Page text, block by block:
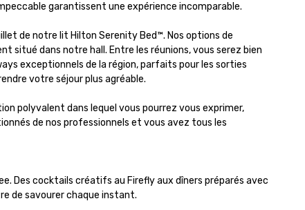
garantissent une expérience incomparable.
de notre lit Hilton Serenity Bed™. Nos options de
dans notre hall. Entre les réunions, vous serez bien
exceptionnels de la région, parfaits pour les sorties
votre séjour plus agréable.
polyvalent dans lequel vous pourrez vous exprimer,
de nos professionnels et vous avez tous les
Des cocktails créatifs au Firefly aux dîners préparés avec
de savourer chaque instant.